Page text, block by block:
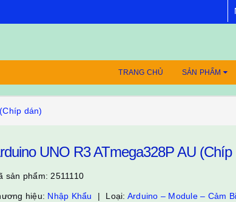
TRANG CHỦ SẢN PHẨM
dán)
UNO R3 ATmega328P AU (Chíp
sản phẩm: 2511110
hiệu: Nhập Khẩu Loại: Arduino – Module – Cảm